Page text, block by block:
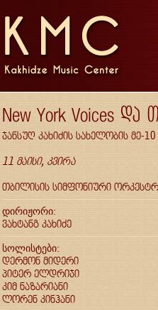
New York Voices
ჯანსუღ კახიძის სახელობის მე-
11 მაისი, კვირა
თბილისის სიმფონიური
დირიჟორი:
ვახტანგ კახიძე
სოლისტები:
დერმონ მიდერი
პიტერ ელდრიჯი
კიმ ნაზარიანი
ლორენ კინჰანი